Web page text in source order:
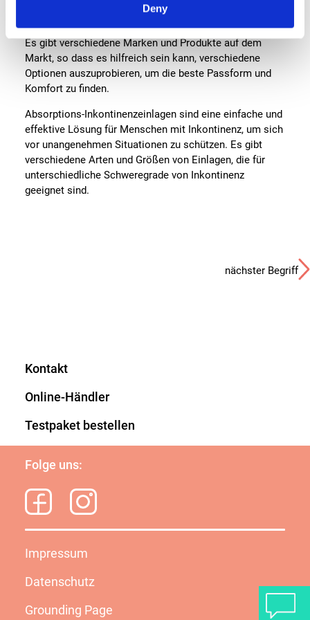
Deny
wichtig, die richtige Größe und Absorptionsstärke zu
wählen, die Ihren individuellen Bedürfnissen entspricht.
Es gibt verschiedene Marken und Produkte auf dem
Markt, so dass es hilfreich sein kann, verschiedene
Optionen auszuprobieren, um die beste Passform und
Komfort zu finden.
Absorptions-Inkontinenzeinlagen sind eine einfache und
effektive Lösung für Menschen mit Inkontinenz, um sich
vor unangenehmen Situationen zu schützen. Es gibt
verschiedene Arten und Größen von Einlagen, die für
unterschiedliche Schweregrade von Inkontinenz
geeignet sind.
nächster Begriff
Kontakt
Online-Händler
Testpaket bestellen
Folge uns:
Impressum
Datenschutz
Grounding Page